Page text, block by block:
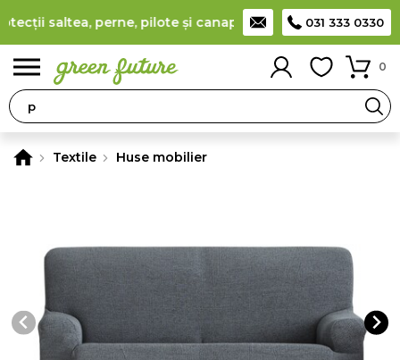
saltea, perne, pilote și canapele detalii) Producător
031 333 0330
0
Textile Huse mobilier